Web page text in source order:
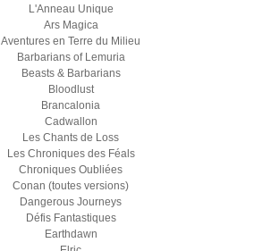
L'Anneau Unique
Ars Magica
Aventures en Terre du Milieu
Barbarians of Lemuria
Beasts & Barbarians
Bloodlust
Brancalonia
Cadwallon
Les Chants de Loss
Les Chroniques des Féals
Chroniques Oubliées
Conan (toutes versions)
Dangerous Journeys
Défis Fantastiques
Earthdawn